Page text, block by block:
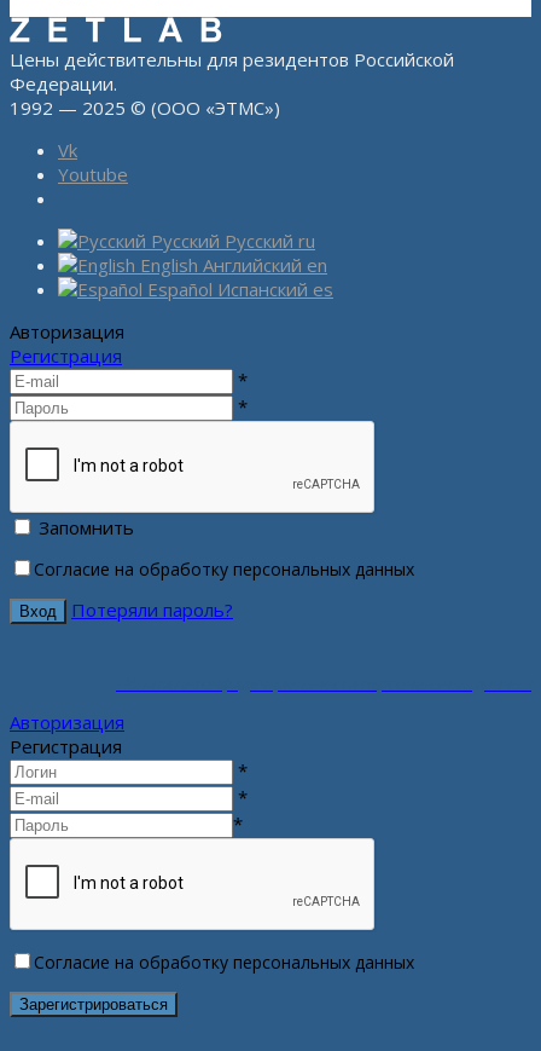
Цены действительны для резидентов Российской
Федерации.
1992 — 2025 © (ООО «ЭТМС»)
Vk
Youtube
Русский Русский ru
English Английский en
Español Испанский es
Авторизация
Регистрация
*
*
Запомнить
Согласие на обработку персональных данных
Потеряли пароль?
Авторизация
Регистрация
*
*
*
Согласие на обработку персональных данных